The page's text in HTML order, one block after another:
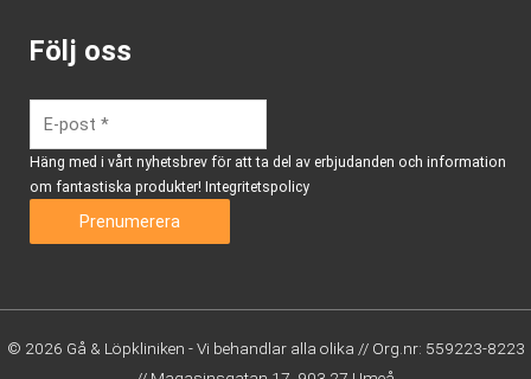
Följ oss
Häng med i vårt nyhetsbrev för att ta del av erbjudanden och information
om fantastiska produkter! Integritetspolicy
© 2026 Gå & Löpkliniken - Vi behandlar alla olika // Org.nr: 559223-8223